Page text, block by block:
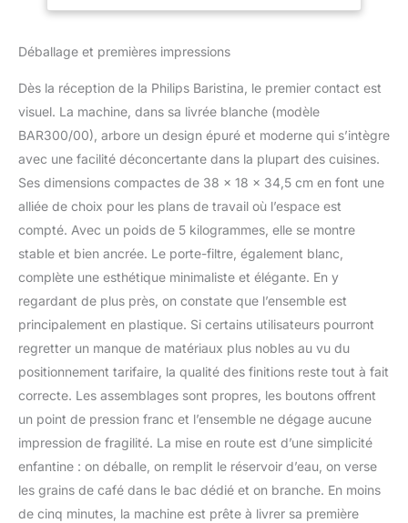
avec porte-filtre
SIMPLICITÉ - 16 bars de
tous les arômes de vos
SAVOUREZ - Un seul
geste, Baristina s'occupe
du reste FINI LE
DÉSORDRE - Il suffit de
rincer le porte-filtre ou de
l'essuyer avec un chiffon
- Pas de compartiment
caché ou inaccessible
GOÛT - Expresso, lungo,
extra intense - A vous de
choisir
Déballage et premières impressions
Dès la réception de la Philips Baristina, le premier contact est
visuel. La machine, dans sa livrée blanche (modèle
BAR300/00), arbore un design épuré et moderne qui s’intègre
avec une facilité déconcertante dans la plupart des cuisines.
Ses dimensions compactes de 38 x 18 x 34,5 cm en font une
alliée de choix pour les plans de travail où l’espace est
compté. Avec un poids de 5 kilogrammes, elle se montre
stable et bien ancrée. Le porte-filtre, également blanc,
complète une esthétique minimaliste et élégante. En y
regardant de plus près, on constate que l’ensemble est
principalement en plastique. Si certains utilisateurs pourront
regretter un manque de matériaux plus nobles au vu du
positionnement tarifaire, la qualité des finitions reste tout à fait
correcte. Les assemblages sont propres, les boutons offrent
un point de pression franc et l’ensemble ne dégage aucune
impression de fragilité. La mise en route est d’une simplicité
enfantine : on déballe, on remplit le réservoir d’eau, on verse
les grains de café dans le bac dédié et on branche. En moins
de cinq minutes, la machine est prête à livrer sa première